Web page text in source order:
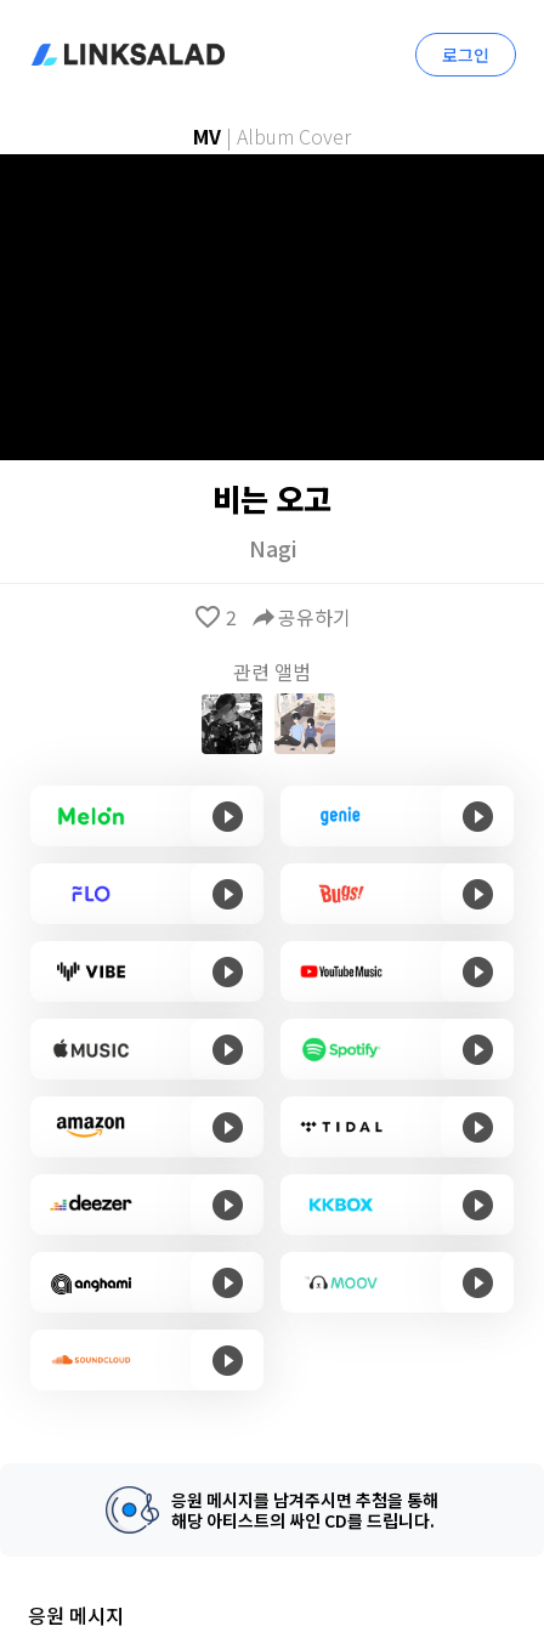
로그인
MV | Album Cover
비는 오고
Nagi
favorite_border 2 reply공유하기
관련 앨범
응원 메시지를 남겨주시면 추첨을 통해
해당 아티스트의 싸인 CD를 드립니다.
응원 메시지